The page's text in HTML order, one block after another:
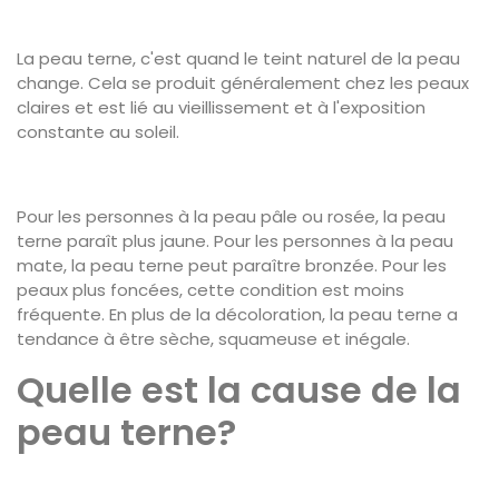
La peau terne, c'est quand le teint naturel de la peau
change. Cela se produit généralement chez les peaux
claires et est lié au vieillissement et à l'exposition
constante au soleil.
Pour les personnes à la peau pâle ou rosée, la peau
terne paraît plus jaune. Pour les personnes à la peau
mate, la peau terne peut paraître bronzée. Pour les
peaux plus foncées, cette condition est moins
fréquente. En plus de la décoloration, la peau terne a
tendance à être sèche, squameuse et inégale.
Quelle est la cause de la
peau terne?